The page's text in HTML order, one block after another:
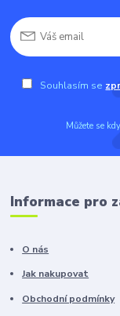
Souhlasím se
Můžete se
Informace pro
O nás
Jak nakupovat
Obchodní podmínky